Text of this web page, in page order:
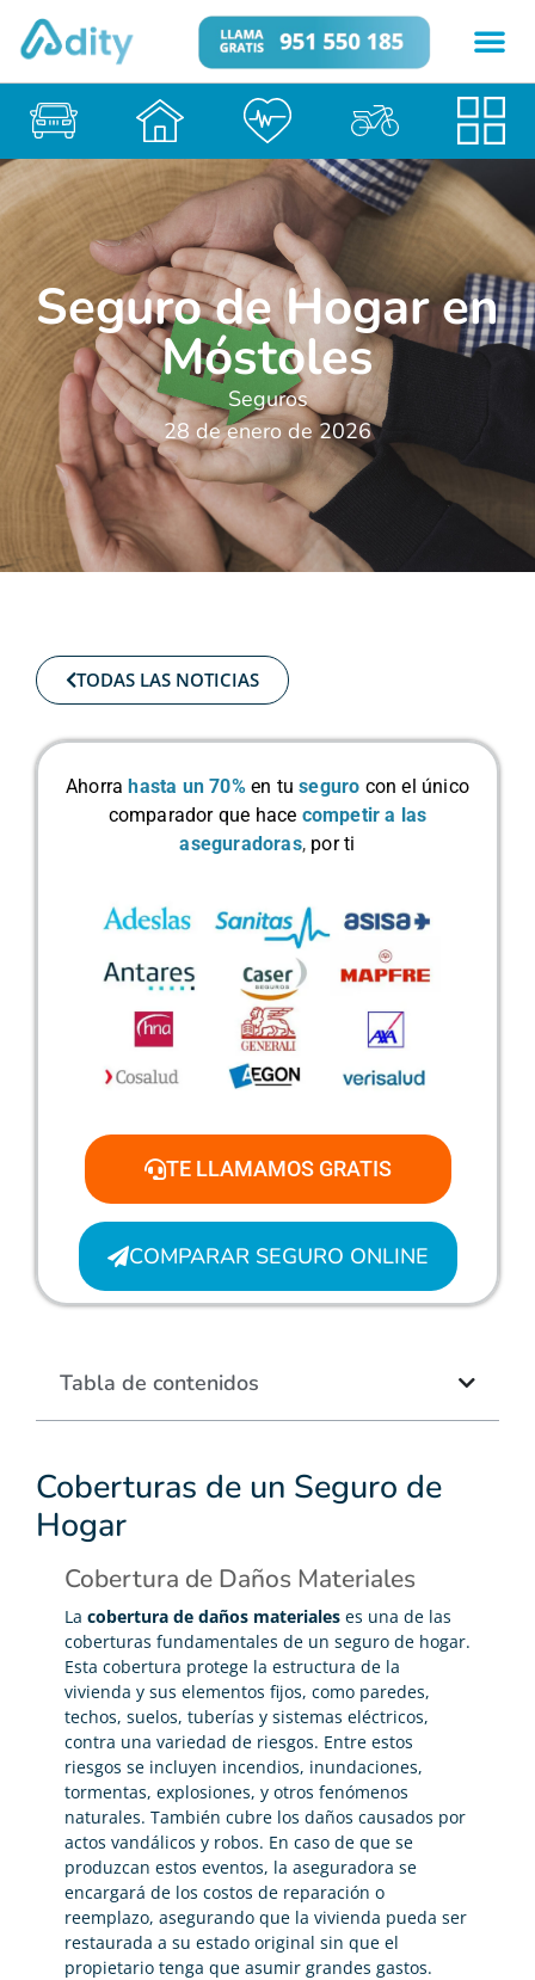
Seguro de Hogar en
Móstoles
Seguros
28 de enero de 2026
Coberturas de un Seguro de
Hogar
Cobertura de Daños Materiales
La cobertura de daños materiales es una de las
coberturas fundamentales de un seguro de hogar.
Esta cobertura protege la estructura de la
vivienda y sus elementos fijos, como paredes,
techos, suelos, tuberías y sistemas eléctricos,
contra una variedad de riesgos. Entre estos
riesgos se incluyen incendios, inundaciones,
tormentas, explosiones, y otros fenómenos
naturales. También cubre los daños causados por
actos vandálicos y robos. En caso de que se
produzcan estos eventos, la aseguradora se
encargará de los costos de reparación o
reemplazo, asegurando que la vivienda pueda ser
restaurada a su estado original sin que el
propietario tenga que asumir grandes gastos.
TODAS LAS NOTICIAS
Ahorra hasta un 70% en tuseguro con el único
comparador que hace competir a las
aseguradoras, por ti
TE LLAMAMOS GRATIS
COMPARAR SEGURO ONLINE
Tabla de contenidos